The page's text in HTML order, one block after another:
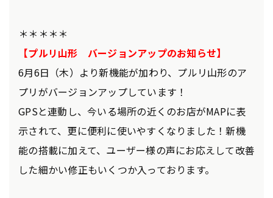
＊＊＊＊＊
【プルリ山形 バージョンアップのお知らせ】
6月6日（木）より新機能が加わり、プルリ山形のア
プリがバージョンアップしています！
GPSと連動し、今いる場所の近くのお店がMAPに表
示されて、更に便利に使いやすくなりました！新機
能の搭載に加えて、ユーザー様の声にお応えして改善
した細かい修正もいくつか入っております。